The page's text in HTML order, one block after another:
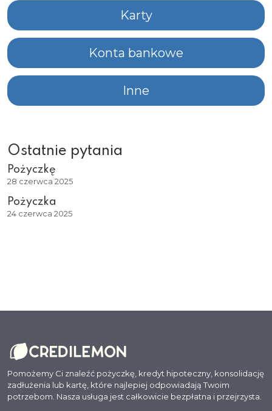
Karty
Konta bankowe
Inne
Ostatnie pytania
Pożyczkę
28 czerwca 2025
Pożyczka
24 czerwca 2025
Pomożemy Ci znaleźć pożyczkę, kredyt hipoteczny, konsolidację
zadłużenia lub kartę, które najlepiej odpowiadają Twoim
potrzebom. Nasza usługa jest całkowicie bezpłatna i przejrzysta.